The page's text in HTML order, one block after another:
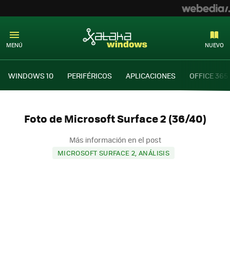
MENÚ NUEVO
WINDOWS 10 PERIFÉRICOS APLICACIONES OFFICE 365
Foto de Microsoft Surface 2 (36/40)
Más información en el post
MICROSOFT SURFACE 2, ANÁLISIS